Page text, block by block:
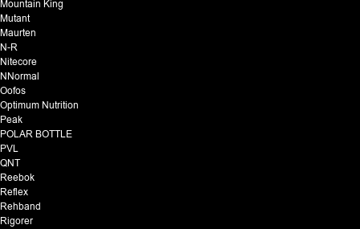
Mountain King
Mutant
Maurten
N-R
Nitecore
NNormal
Oofos
Optimum Nutrition
Peak
POLAR BOTTLE
PVL
QNT
Reebok
Reflex
Rehband
Rigorer